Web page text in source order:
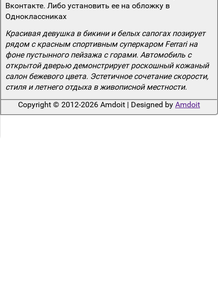
Вконтакте. Либо установить ее на обложку в
Одноклассниках
Красивая девушка в бикини и белых сапогах позирует
рядом с красным спортивным суперкаром Ferrari на
фоне пустынного пейзажа с горами. Автомобиль с
открытой дверью демонстрирует роскошный кожаный
салон бежевого цвета. Эстетичное сочетание скорости,
стиля и летнего отдыха в живописной местности.
Copyright © 2012-2026 Amdoit | Designed by Amdoit